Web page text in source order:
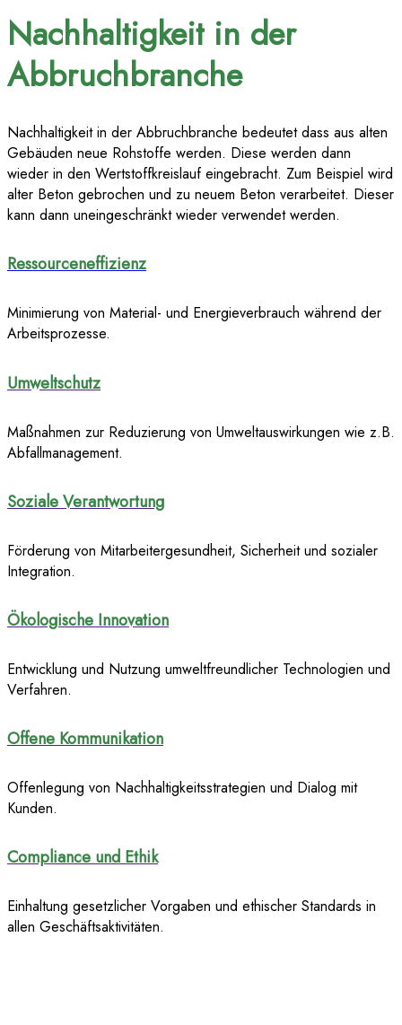
Nachhaltigkeit in der
Abbruchbranche
Nachhaltigkeit in der Abbruchbranche bedeutet dass aus alten
Gebäuden neue Rohstoffe werden. Diese werden dann
wieder in den Wertstoffkreislauf eingebracht. Zum Beispiel wird
alter Beton gebrochen und zu neuem Beton verarbeitet. Dieser
kann dann uneingeschränkt wieder verwendet werden.
Ressourceneffizienz
Minimierung von Material- und Energieverbrauch während der
Arbeitsprozesse.
Umweltschutz
Maßnahmen zur Reduzierung von Umweltauswirkungen wie z.B.
Abfallmanagement.
Soziale Verantwortung
Förderung von Mitarbeitergesundheit, Sicherheit und sozialer
Integration.
Ökologische Innovation
Entwicklung und Nutzung umweltfreundlicher Technologien und
Verfahren.
Offene Kommunikation
Offenlegung von Nachhaltigkeitsstrategien und Dialog mit
Kunden.
Compliance und Ethik
Einhaltung gesetzlicher Vorgaben und ethischer Standards in
allen Geschäftsaktivitäten.